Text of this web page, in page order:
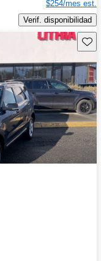
$254/mes est.
Verif. disponibilidad